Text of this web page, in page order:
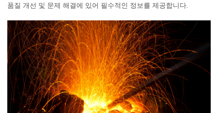
품질 개선 및 문제 해결에 있어 필수적인 정보를 제공합니다.